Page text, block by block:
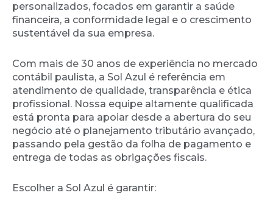
personalizados, focados em garantir a saúde
financeira, a conformidade legal e o crescimento
sustentável da sua empresa.
Com mais de 30 anos de experiência no mercado
contábil paulista, a Sol Azul é referência em
atendimento de qualidade, transparência e ética
profissional. Nossa equipe altamente qualificada
está pronta para apoiar desde a abertura do seu
negócio até o planejamento tributário avançado,
passando pela gestão da folha de pagamento e
entrega de todas as obrigações fiscais.
Escolher a Sol Azul é garantir: